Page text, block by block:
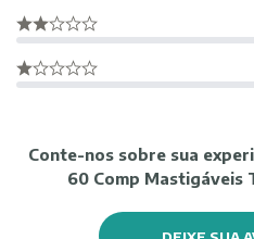
Conte-nos sobre sua
60 Comp